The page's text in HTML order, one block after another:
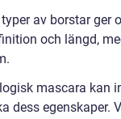
av borstar ger
och längd,
mascara kan
dess egenskaper.